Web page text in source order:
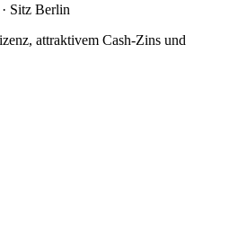
Sitz Berlin
attraktivem Cash-Zins und